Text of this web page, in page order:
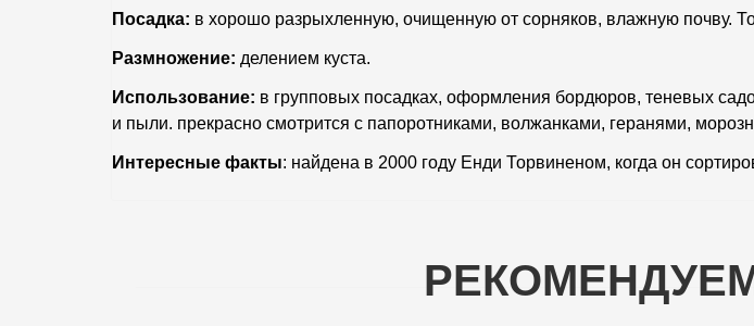
Посадка: в хорошо разрыхленную, очищенную от сорняков, влажную почву.
Размножение: делением куста.
Использование: в групповых посадках, оформления бордюров, теневых
и пыли. прекрасно смотрится с папоротниками, волжанками, геранями,
Интересные факты: найдена в 2000 году Енди Торвиненом, когда он